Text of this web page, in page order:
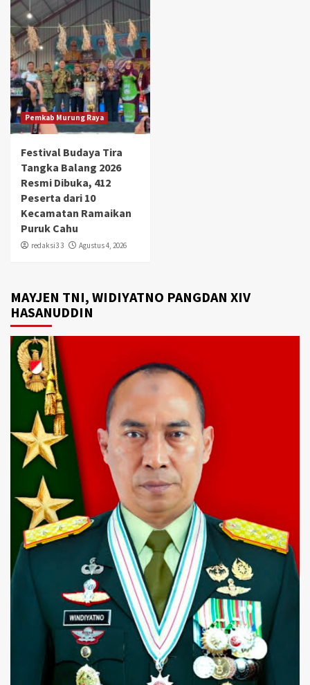
Pemkab Murung Raya
Festival Budaya Tira
Tangka Balang 2026
Resmi Dibuka, 412
Peserta dari 10
Kecamatan Ramaikan
Puruk Cahu
redaksi3 3 Agustus 4, 2026
MAYJEN TNI, WIDIYATNO PANGDAN XIV
HASANUDDIN